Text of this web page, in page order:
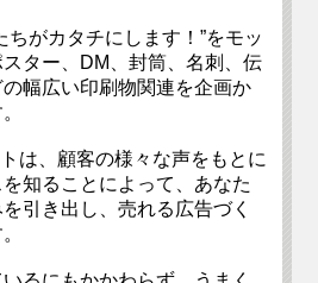
ちがカタチにします！”をモッ
スター、DM、封筒、名刺、伝
幅広い印刷物関連を企画か
は、顧客の様々な声をもとに
知ることによって、あなた
引き出し、売れる広告づく